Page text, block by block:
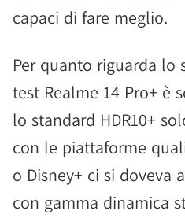
capaci di fare meglio.
Per quanto riguarda lo
test Realme 14 Pro+ è
lo standard HDR10+
con le piattaforme
o Disney+ ci si doveva
con gamma dinamica